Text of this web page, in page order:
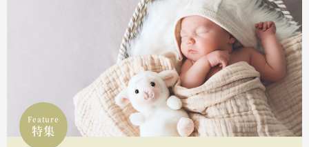
Feature
特集